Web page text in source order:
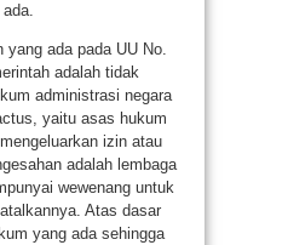
yang ada pada UU No.
adalah tidak
administrasi negara
yaitu asas hukum
izin atau
adalah lembaga
wewenang untuk
Atas dasar
yang ada sehingga